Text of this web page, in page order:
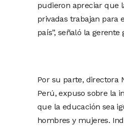
pudieron apreciar que
privadas trabajan para
país”, señaló la gerente
Por su parte, directora
Perú, expuso sobre la
que la educación sea
hombres y mujeres.